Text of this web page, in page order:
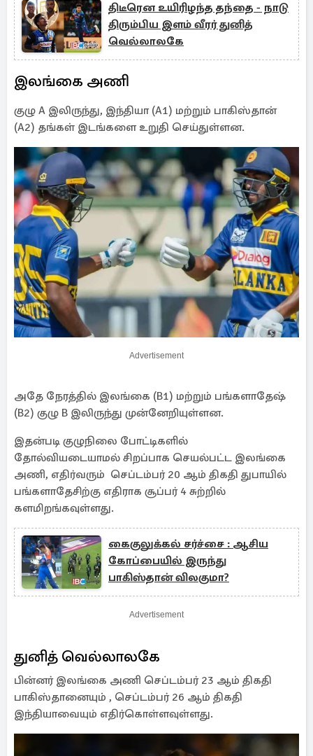
திடீரென உயிரிழந்த தந்தை - நாடு
திரும்பிய இளம் வீரர் துனித்
வெல்லாலகே
இலங்கை அணி
குழு A இலிருந்து, இந்தியா (A1) மற்றும் பாகிஸ்தான்
(A2) தங்கள் இடங்களை உறுதி செய்துள்ளன.
Advertisement
அதே நேரத்தில் இலங்கை (B1) மற்றும் பங்களாதேஷ்
(B2) குழு B இலிருந்து முன்னேறியுள்ளன.
இதன்படி குழுநிலை போட்டிகளில்
தோல்வியடையாமல் சிறப்பாக செயல்பட்ட இலங்கை
அணி, எதிர்வரும் செப்டம்பர் 20 ஆம் திகதி துபாயில்
பங்களாதேசிற்கு எதிராக சூப்பர் 4 சுற்றில்
களமிறங்கவுள்ளது.
கைகுலுக்கல் சர்ச்சை : ஆசிய
கோப்பையில் இருந்து
பாகிஸ்தான் விலகுமா?
Advertisement
துனித் வெல்லாலகே
பின்னர் இலங்கை அணி செப்டம்பர் 23 ஆம் திகதி
பாகிஸ்தானையும் , செப்டம்பர் 26 ஆம் திகதி
இந்தியாவையும் எதிர்கொள்ளவுள்ளது.